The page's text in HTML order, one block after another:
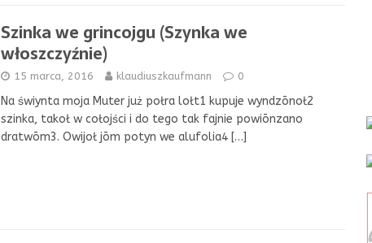
Szinka we grincojgu (Szynka we
włoszczyźnie)
15 marca, 2016 klaudiuszkaufmann 0
Na świynta moja Muter już połra lołt1 kupuje wyndzōnoł2
szinka, takoł w cołojści i do tego tak fajnie powiōnzano
dratwōm3. Owijoł jōm potyn we alufolia4 […]